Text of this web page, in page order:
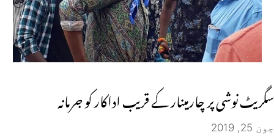
سگریٹ نوشی پر چارمینار کے قریب اداکار کو جرمانہ
جون 25, 2019